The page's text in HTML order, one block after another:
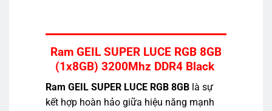
Ram GEIL SUPER LUCE RGB 8GB
(1x8GB) 3200Mhz DDR4 Black
Ram GEIL SUPER LUCE RGB 8GB là sự
kết hợp hoàn hảo giữa hiệu năng mạnh